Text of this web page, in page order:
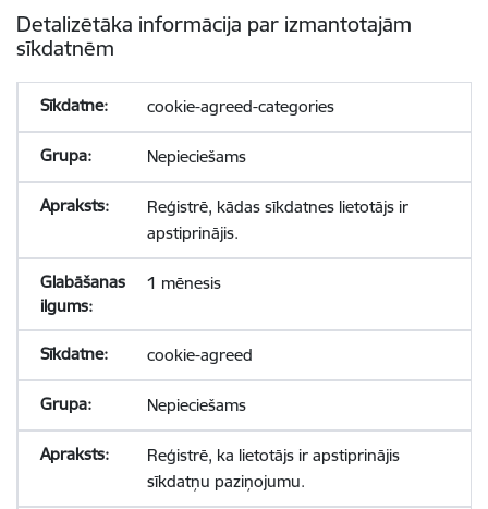
Detalizētāka informācija par izmantotajām
sīkdatnēm
cookie-agreed-categories
Nepieciešams
Reģistrē, kādas sīkdatnes lietotājs ir
apstiprinājis.
1 mēnesis
cookie-agreed
Nepieciešams
Reģistrē, ka lietotājs ir apstiprinājis
sīkdatņu paziņojumu.